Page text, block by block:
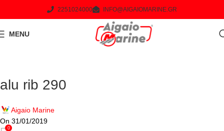
2251024000 INFO@AIGAIOMARINE.GR
MENU
alu rib 290
Aigaio Marine
On 31/01/2019
0